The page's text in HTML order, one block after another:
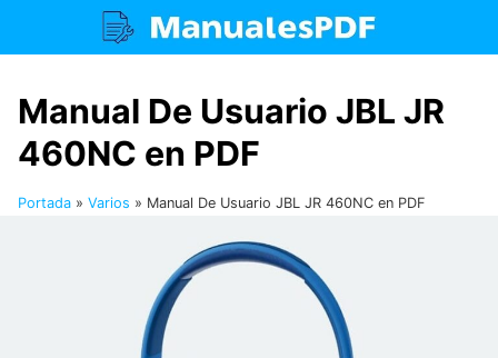
Manual De Usuario JBL JR
460NC en PDF
Portada » Varios » Manual De Usuario JBL JR 460NC en PDF